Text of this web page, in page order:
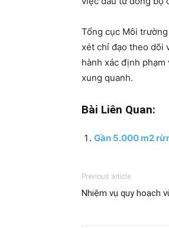
Tổng cục Môi
xét chỉ đạo theo dõi
hành xác định
xung quanh.
Bài Liên Quan:
Gần 5.000 m2
Previous article
Nhiệm vụ quy hoạch